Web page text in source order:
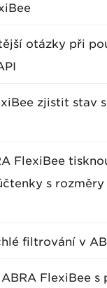
otázky při
zjistit stav
FlexiBee
s rozměry
filtrování v
FlexiBee s